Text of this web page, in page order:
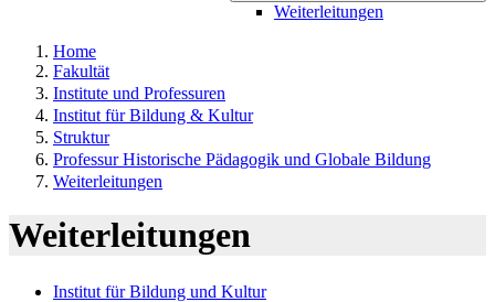
Weiterleitungen
Home
Fakultät
Institute und Professuren
Institut für Bildung & Kultur
Struktur
Professur Historische Pädagogik und Globale Bildung
Weiterleitungen
Weiterleitungen
Institut für Bildung und Kultur